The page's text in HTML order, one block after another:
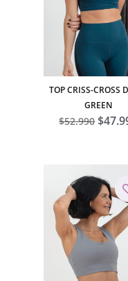
TOP CRISS-CROSS
GREEN
$52.990 El
$